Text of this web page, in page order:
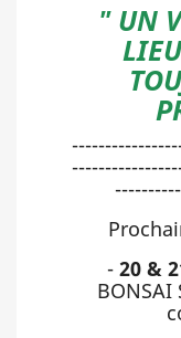
" UN
- 20 &